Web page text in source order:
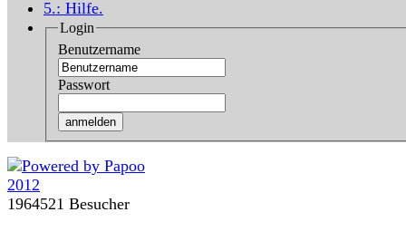
5.: Hilfe.
Login
Benutzername
Passwort
1964521 Besucher